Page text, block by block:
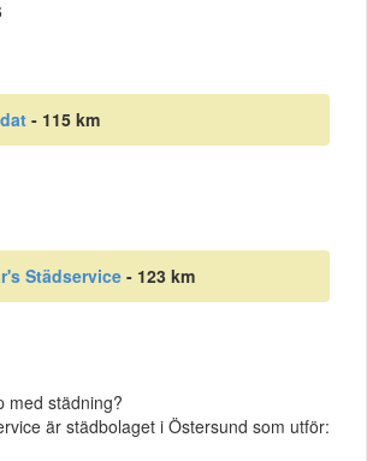
- 115 km
Städservice - 123 km
med städning?
är städbolaget i Östersund som utför: